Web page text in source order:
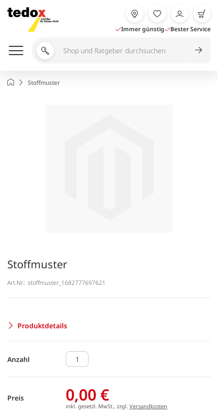
Inhalt
springen
Immer günstig Bester Service
Shop
Ratgeber
StartseiteStoffmuster
Stoffmuster
Art.Nr.: stoffmuster_1682777697621
Produktdetails
Anzahl
Preis 0,00 €
inkl. gesetzl. MwSt., zzgl. Versandkosten